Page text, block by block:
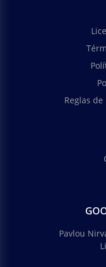
Reglas
Pavlou